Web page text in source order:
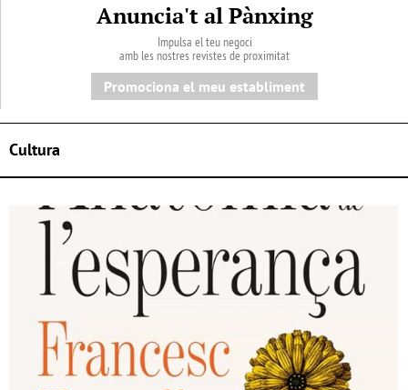
Anuncia't al Pànxing
Impulsa el teu negoci
amb les nostres revistes de proximitat
Promociona el meu establiment
Cultura